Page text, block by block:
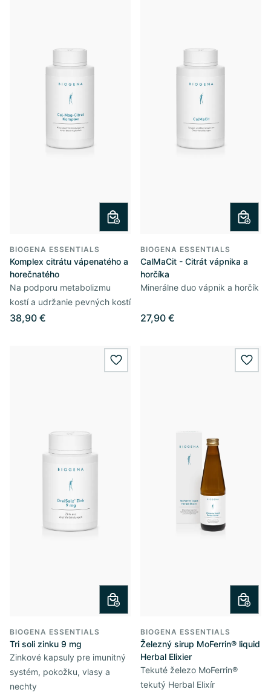
BIOGENA ESSENTIALS
Komplex citrátu vápenatého a
horečnatého
Na podporu metabolizmu
kostí a udržanie pevných kostí
38,90 €
BIOGENA ESSENTIALS
CalMaCit - Citrát vápnika a
horčíka
Minerálne duo vápnik a horčík
27,90 €
wishlist.add
BIOGENA ESSENTIALS
Tri soli zinku 9 mg
Zinkové kapsuly pre imunitný
systém, pokožku, vlasy a
nechty
BIOGENA ESSENTIALS
Železný sirup MoFerrin® liquid
Herbal Elixier
Tekuté železo MoFerrin®
tekutý Herbal Elixír